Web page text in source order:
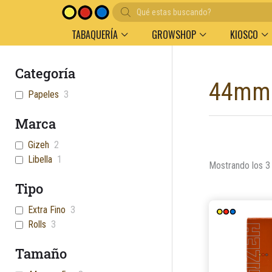
Búsqueda
de
productos
Entregas en el día en AMBA
TABAQUERÍA GROWSHOP KIOSCO
Categoría
Papeles 3
Marca
Gizeh 2
Libella 1
Tipo
Extra Fino 3
Rolls 3
Tamaño
Mostrando los